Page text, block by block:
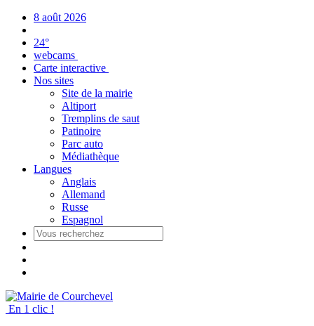
8 août 2026
24°
webcams
Carte interactive
Nos sites
Site de la mairie
Altiport
Tremplins de saut
Patinoire
Parc auto
Médiathèque
Langues
Anglais
Allemand
Russe
Espagnol
En 1 clic !